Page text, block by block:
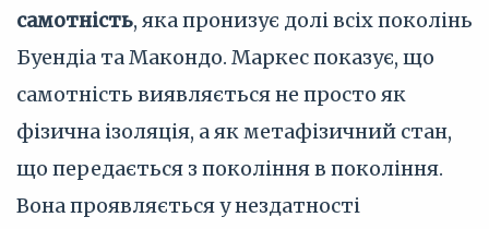
самотність, яка пронизує долі всіх поколінь
Буендіа та Макондо. Маркес показує, що
самотність виявляється не просто як
фізична ізоляція, а як метафізичний стан,
що передається з покоління в покоління.
Вона проявляється у нездатності